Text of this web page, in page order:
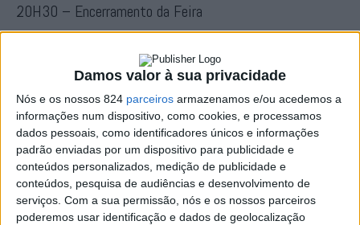
Damos valor à sua privacidade
Nós e os nossos 824 parceiros armazenamos e/ou acedemos a
informações num dispositivo, como cookies, e processamos
dados pessoais, como identificadores únicos e informações
padrão enviadas por um dispositivo para publicidade e
conteúdos personalizados, medição de publicidade e
conteúdos, pesquisa de audiências e desenvolvimento de
serviços. Com a sua permissão, nós e os nossos parceiros
poderemos usar identificação e dados de geolocalização
20H30 – Encerramento da Feira
09H30 – Abertura da Feira
10H00 – Participação da Rede BIP (Bibliotecas
Integradas de Portalegre), através da leitura em voz
alta de textos de vários autores, pelos alunos dos